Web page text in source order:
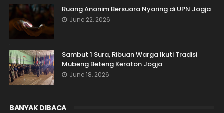
Ruang Anonim Bersuara Nyaring di UPN Jogja
June 22, 2026
Sambut 1 Sura, Ribuan Warga Ikuti Tradisi
Mubeng Beteng Keraton Jogja
June 18, 2026
BANYAK DIBACA